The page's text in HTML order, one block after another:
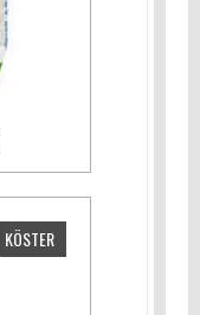
KÖSTER